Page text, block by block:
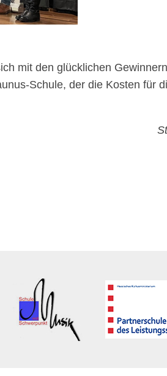
mit den glücklichen
Schule, der die Kosten für